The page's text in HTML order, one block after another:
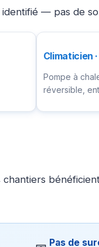
— pas de
Climaticien
Pompe à
réversible,
Pas de